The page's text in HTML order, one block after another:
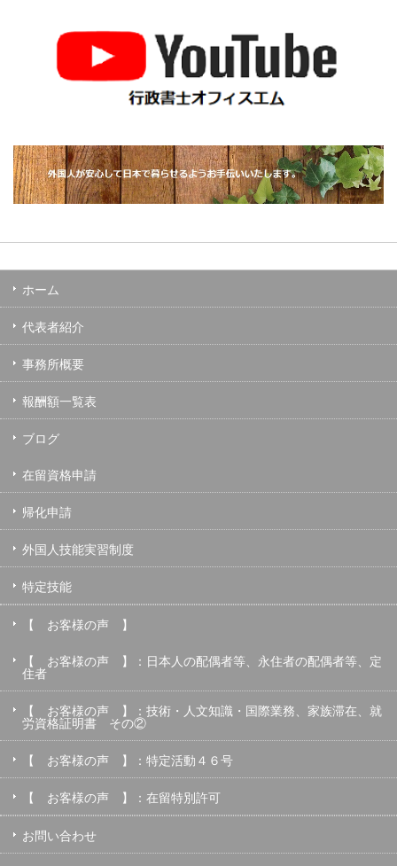
ホーム
代表者紹介
事務所概要
報酬額一覧表
ブログ
在留資格申請
帰化申請
外国人技能実習制度
特定技能
【 お客様の声 】
【 お客様の声 】：日本人の配偶者等、永住者の配偶者等、定
住者
【 お客様の声 】：技術・人文知識・国際業務、家族滞在、就
労資格証明書 その②
【 お客様の声 】：特定活動４６号
【 お客様の声 】：在留特別許可
お問い合わせ